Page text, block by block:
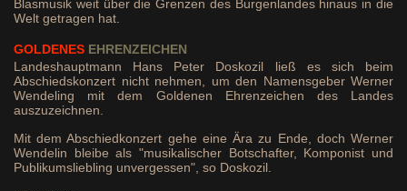
Blasmusik weit über die Grenzen des Burgenlandes hinaus in die
Welt getragen hat.
GOLDENES EHRENZEICHEN
Landeshauptmann Hans Peter Doskozil ließ es sich beim
Abschiedskonzert nicht nehmen, um den Namensgeber Werner
Wendeling mit dem Goldenen Ehrenzeichen des Landes
auszuzeichnen.
Mit dem Abschiedkonzert gehe eine Ära zu Ende, doch Werner
Wendelin bleibe als "musikalischer Botschafter, Komponist und
Publikumsliebling unvergessen", so Doskozil.